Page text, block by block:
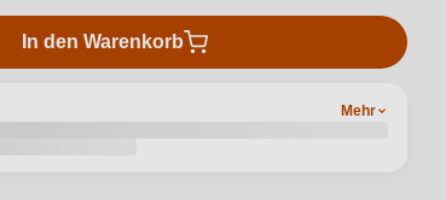
In den Warenkorb
Mehr